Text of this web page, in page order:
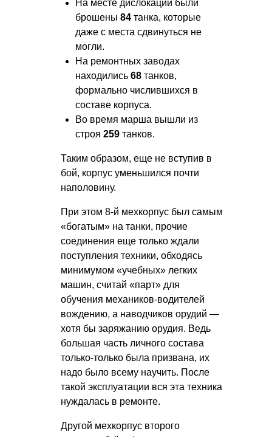
На месте дислокации были
брошены 84 танка, которые
даже с места сдвинуться не
могли.
На ремонтных заводах
находились 68 танков,
формально числившихся в
составе корпуса.
Во время марша вышли из
строя 259 танков.
Таким образом, еще не вступив в
бой, корпус уменьшился почти
наполовину.
При этом 8-й мехкорпус был самым
«богатым» на танки, прочие
соединения еще только ждали
поступления техники, обходясь
минимумом «учебных» легких
машин, считай «парт» для
обучения механиков-водителей
вождению, а наводчиков орудий —
хотя бы заряжанию орудия. Ведь
большая часть личного состава
только-только была призвана, их
надо было всему научить. После
такой эксплуатации вся эта техника
нуждалась в ремонте.
Другой мехкорпус второго